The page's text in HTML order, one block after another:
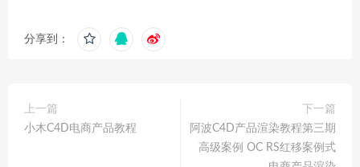
分享到：
上一篇
小木C4D电商产品教程
下一篇
阿波C4D产品渲染教程第三期
高级案例 OC RS红移案例式